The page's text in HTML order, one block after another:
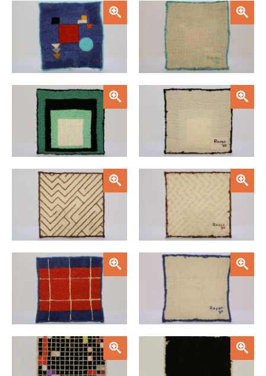
Zoom
Zoom Zoom
Zoom Zoom
Zoom Zoom
Zoom Zoom